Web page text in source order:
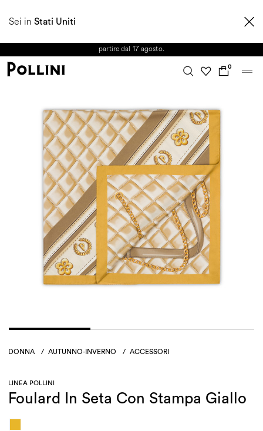
Sei in Stati Uniti
AUTUNNO/INVERNO 2026. Dall'8 al 16 agosto il Servizio Clienti non sarà
partire dal 17 agosto.
0
DONNA / AUTUNNO-INVERNO / ACCESSORI
LINEA POLLINI
Foulard In Seta Con Stampa Giallo